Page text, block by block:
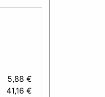
5,88 €
41,16 €